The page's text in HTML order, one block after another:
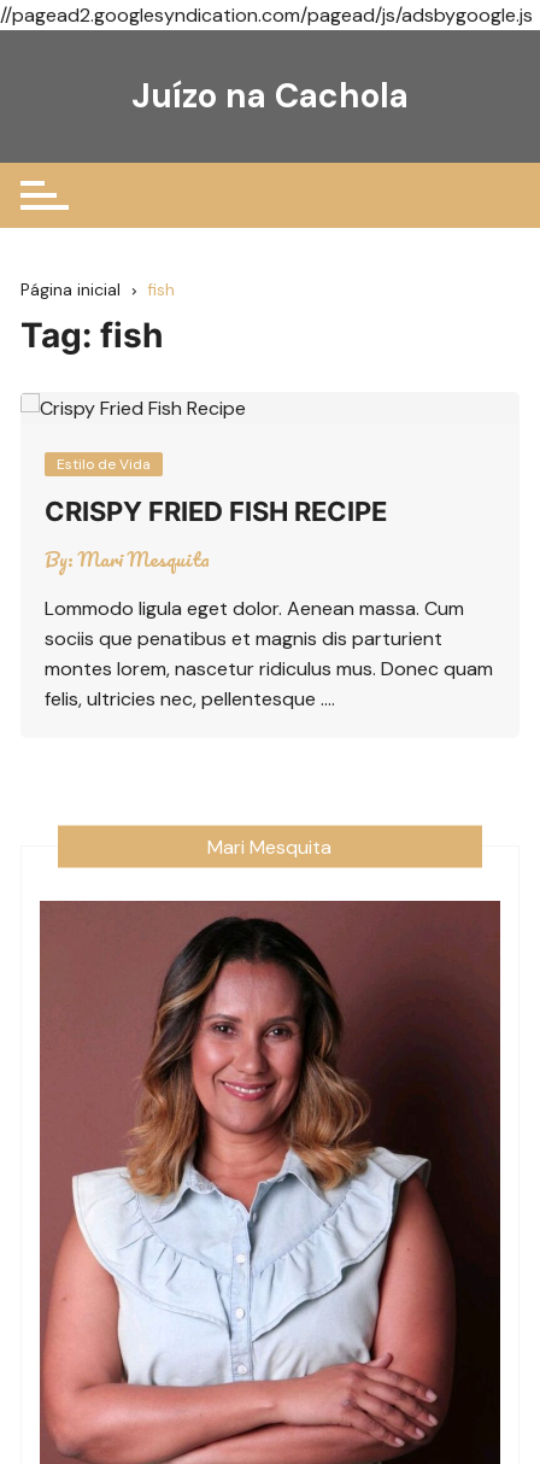
//pagead2.googlesyndication.com/pagead/js/adsbygoogle.js
Juízo na Cachola
Página inicial fish
Tag:fish
Estilo de Vida
CRISPY FRIED FISH RECIPE
By:Mari Mesquita
Lommodo ligula eget dolor. Aenean massa. Cum
sociis que penatibus et magnis dis parturient
montes lorem, nascetur ridiculus mus. Donec quam
felis, ultricies nec, pellentesque ….
Mari Mesquita